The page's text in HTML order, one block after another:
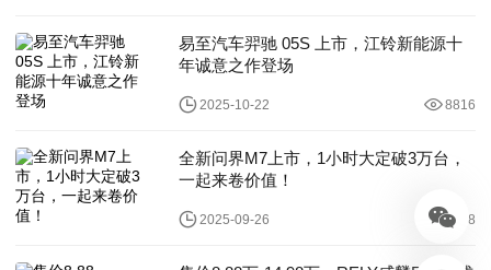
易至汽车羿驰 05S 上市，江铃新能源十
年诚意之作登场
2025-10-22 8816
全新问界M7上市，1小时大定破3万台，
一起来卷价值！
2025-09-26 9058